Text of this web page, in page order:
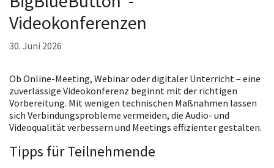
Videokonferenzen
30. Juni 2026
Ob Online-Meeting, Webinar oder digitaler Unterricht – eine
zuverlässige Videokonferenz beginnt mit der richtigen
Vorbereitung. Mit wenigen technischen Maßnahmen lassen
sich Verbindungsprobleme vermeiden, die Audio- und
Videoqualität verbessern und Meetings effizienter gestalten.
Tipps für Teilnehmende